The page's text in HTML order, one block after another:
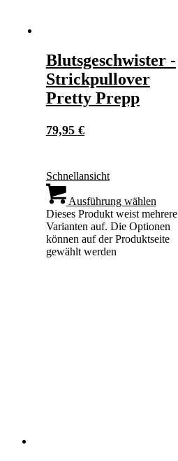
Blutsgeschwister -
Strickpullover
Pretty Prepp
79,95 €
Schnellansicht
Ausführung wählen
Dieses Produkt weist mehrere
Varianten auf. Die Optionen
können auf der Produktseite
gewählt werden